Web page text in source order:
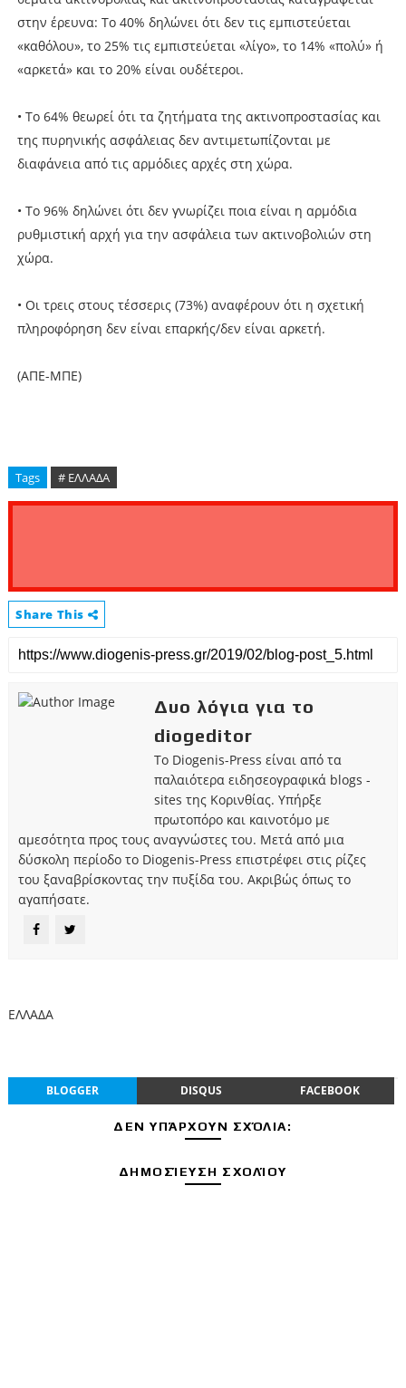
στην έρευνα: Το 40% δηλώνει ότι δεν τις εμπιστεύεται
«καθόλου», το 25% τις εμπιστεύεται «λίγο», το 14% «πολύ» ή
«αρκετά» και το 20% είναι ουδέτεροι.
• Το 64% θεωρεί ότι τα ζητήματα της ακτινοπροστασίας και
της πυρηνικής ασφάλειας δεν αντιμετωπίζονται με
διαφάνεια από τις αρμόδιες αρχές στη χώρα.
• Το 96% δηλώνει ότι δεν γνωρίζει ποια είναι η αρμόδια
ρυθμιστική αρχή για την ασφάλεια των ακτινοβολιών στη
χώρα.
• Οι τρεις στους τέσσερις (73%) αναφέρουν ότι η σχετική
πληροφόρηση δεν είναι επαρκής/δεν είναι αρκετή.
(ΑΠΕ-ΜΠΕ)
Tags # ΕΛΛΑΔΑ
Share This
Δυο λόγια για το
diogeditor
Το Diogenis-Press είναι από τα
παλαιότερα ειδησεογραφικά blogs -
sites της Κορινθίας. Υπήρξε
πρωτοπόρο και καινοτόμο με
αμεσότητα προς τους αναγνώστες του. Μετά από μια
δύσκολη περίοδο το Diogenis-Press επιστρέφει στις ρίζες
του ξαναβρίσκοντας την πυξίδα του. Ακριβώς όπως το
αγαπήσατε.
ΕΛΛΑΔΑ
BLOGGER DISQUS FACEBOOK
ΔΕΝ ΥΠΆΡΧΟΥΝ ΣΧΌΛΙΑ:
ΔΗΜΟΣΊΕΥΣΗ ΣΧΟΛΊΟΥ